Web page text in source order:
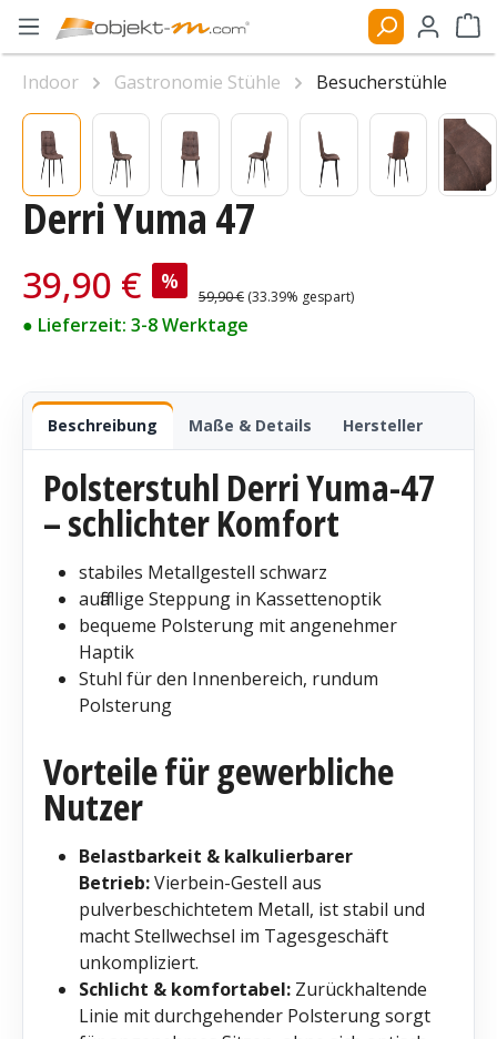
Zum Hauptinhalt springen
Derri Yuma 47
Verkaufspreis:
39,90 € %
Regulärer Preis:
59,90 € (33.39% gespart)
● Lieferzeit: 3-8 Werktage
Beschreibung Maße & Details Hersteller
Polsterstuhl Derri Yuma-47
– schlichter Komfort
stabiles Metallgestell schwarz
auffällige Steppung in Kassettenoptik
bequeme Polsterung mit angenehmer
Haptik
Stuhl für den Innenbereich, rundum
Polsterung
Vorteile für gewerbliche
Nutzer
Belastbarkeit & kalkulierbarer
Betrieb:Vierbein-Gestell aus
pulverbeschichtetem Metall, ist stabil und
macht Stellwechsel im Tagesgeschäft
unkompliziert.
Schlicht & komfortabel: Zurückhaltende
Linie mit durchgehender Polsterung sorgt
Indoor Gastronomie Stühle
Besucherstühle
Bildergalerie überspringen